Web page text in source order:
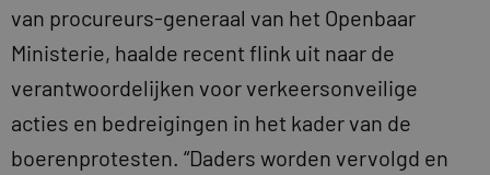
van procureurs-generaal van het Openbaar
Ministerie, haalde recent flink uit naar de
verantwoordelijken voor verkeersonveilige
acties en bedreigingen in het kader van de
boerenprotesten. “Daders worden vervolgd en